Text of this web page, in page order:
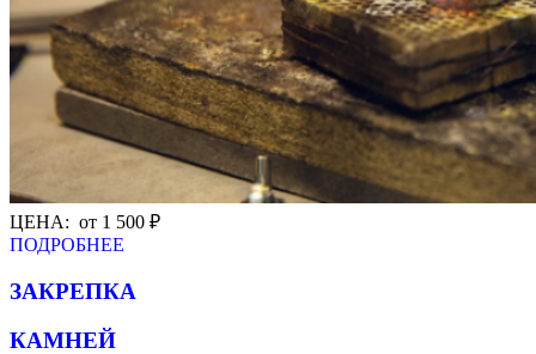
ЦЕНА: от 1 500 ₽
ПОДРОБНЕЕ
ЗАКРЕПКА
КАМНЕЙ